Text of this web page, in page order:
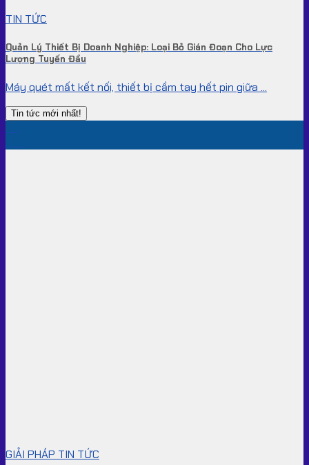
TIN TỨC
Quản Lý Thiết Bị Doanh Nghiệp: Loại Bỏ Gián Đoạn Cho Lực
Lượng Tuyến Đầu
Máy quét mất kết nối, thiết bị cầm tay hết pin giữa ...
Tin tức mới nhất!
GIẢI PHÁP TIN TỨC